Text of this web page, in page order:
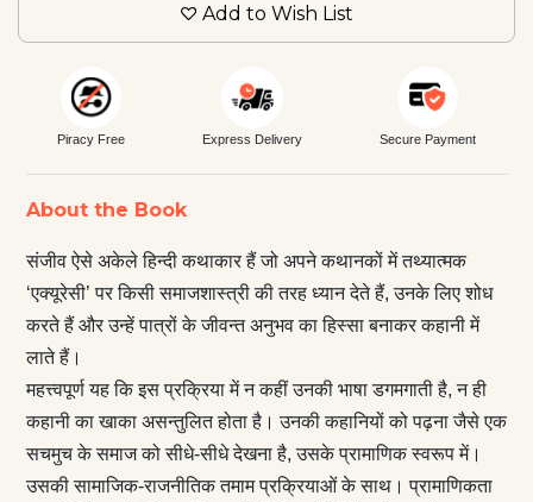
Add to Wish List
Piracy Free Express Delivery Secure Payment
About the Book
संजीव ऐसे अकेले हिन्दी कथाकार हैं जो अपने कथानकों में तथ्यात्मक
‘एक्यूरेसी’ पर किसी समाजशास्त्री की तरह ध्यान देते हैं, उनके लिए शोध
करते हैं और उन्हें पात्रों के जीवन्त अनुभव का हिस्सा बनाकर कहानी में
लाते हैं।
महत्त्वपूर्ण यह कि इस प्रक्रिया में न कहीं उनकी भाषा डगमगाती है, न ही
कहानी का खाका असन्तुलित होता है। उनकी कहानियों को पढ़ना जैसे एक
सचमुच के समाज को सीधे-सीधे देखना है, उसके प्रामाणिक स्वरूप में।
उसकी सामाजिक-राजनीतिक तमाम प्रक्रियाओं के साथ। प्रामाणिकता